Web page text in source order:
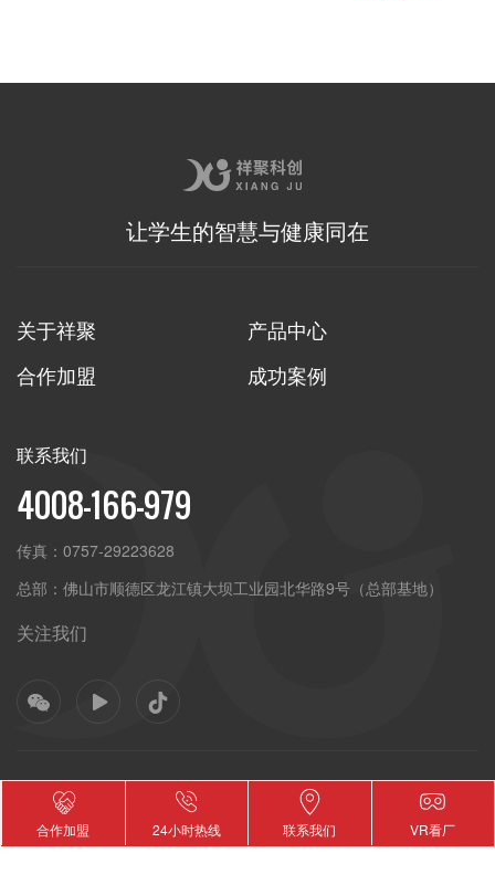
让学生的智慧与健康同在
关于祥聚
产品中心
合作加盟
成功案例
联系我们
4008-166-979
传真： 0757-29223628
总部： 佛山市顺德区龙江镇大坝工业园北华路9号（总部基地）
关注我们
合作加盟 24小时热线 联系我们 VR看厂